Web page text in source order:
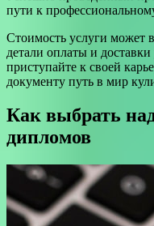
пути к
Стоимость услуги может
детали оплаты и
приступайте к своей
документу путь в мир
Как выбрать
дипломов